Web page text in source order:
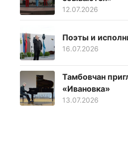
12.07.2026
Поэты и
16.07.2026
Тамбовчан
«Ивановка»
13.07.2026